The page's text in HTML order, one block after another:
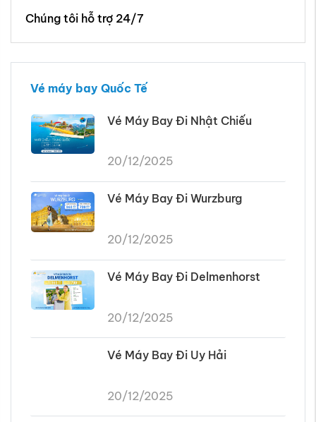
Chúng tôi hỗ trợ 24/7
Vé máy bay Quốc Tế
Vé Máy Bay Đi Nhật Chiếu
20/12/2025
Vé Máy Bay Đi Wurzburg
20/12/2025
Vé Máy Bay Đi Delmenhorst
20/12/2025
Vé Máy Bay Đi Uy Hải
20/12/2025